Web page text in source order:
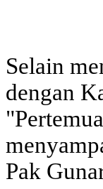
Selain
dengan
Pak